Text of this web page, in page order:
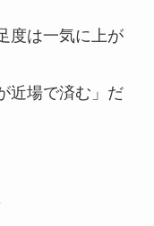
度は一気に上が
近場で済む」だ